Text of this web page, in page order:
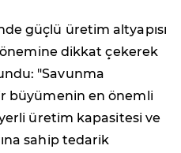
güçlü üretim altyapısı
dikkat çekerek
"Savunma
büyümenin en önemli
üretim kapasitesi ve
sahip tedarik